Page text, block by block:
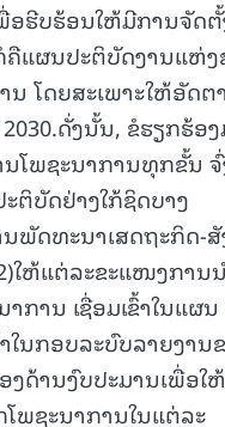
ອຮີບຮ້ອນໃຫ້ມີການຈັດ
ຄືແຜນປະຕິບັດງານແຫ່ງ
ໂດຍສະເພາະໃຫ້ອັດຕາ
ດັ່ງນັ້ນ, ຂໍຮຽກຮ້ອງ
ໂພຊະນາການທຸກຂັ້ນ ຈົ່
ຕິບັດຢ່າງໃກ້ຊິດບາງ
ນພັດທະນາເສດຖະກິດ-
ໃຫ້ແຕ່ລະຂະແໜງການ
ານ ເຊື່ອມເຂົ້າໃນແຜນ
ໃນກອບລະບົບລາຍງານ
ານງົບປະມານເພື່ອໃ
ພຊະນາການໃນແຕ່ລະ